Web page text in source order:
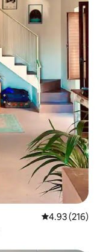
Meánrátáil
4.93 (216)